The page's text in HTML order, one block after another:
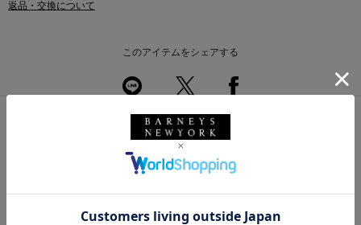
返品・交換について
このアイテムをシェアする